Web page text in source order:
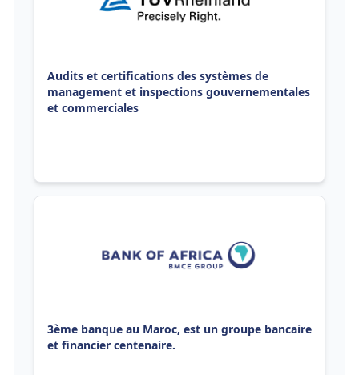
Audits et certifications des systèmes de
management et inspections gouvernementales
et commerciales
3ème banque au Maroc, est un groupe bancaire
et financier centenaire.